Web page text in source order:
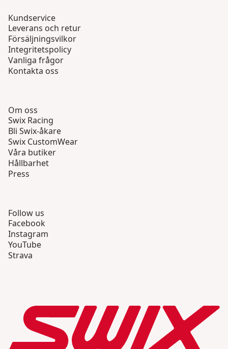
Kundservice
Leverans och retur
Försäljningsvilkor
Integritetspolicy
Vanliga frågor
Kontakta oss
Om oss
Swix Racing
Bli Swix-åkare
Swix CustomWear
Våra butiker
Hållbarhet
Press
Follow us
Facebook
Instagram
YouTube
Strava